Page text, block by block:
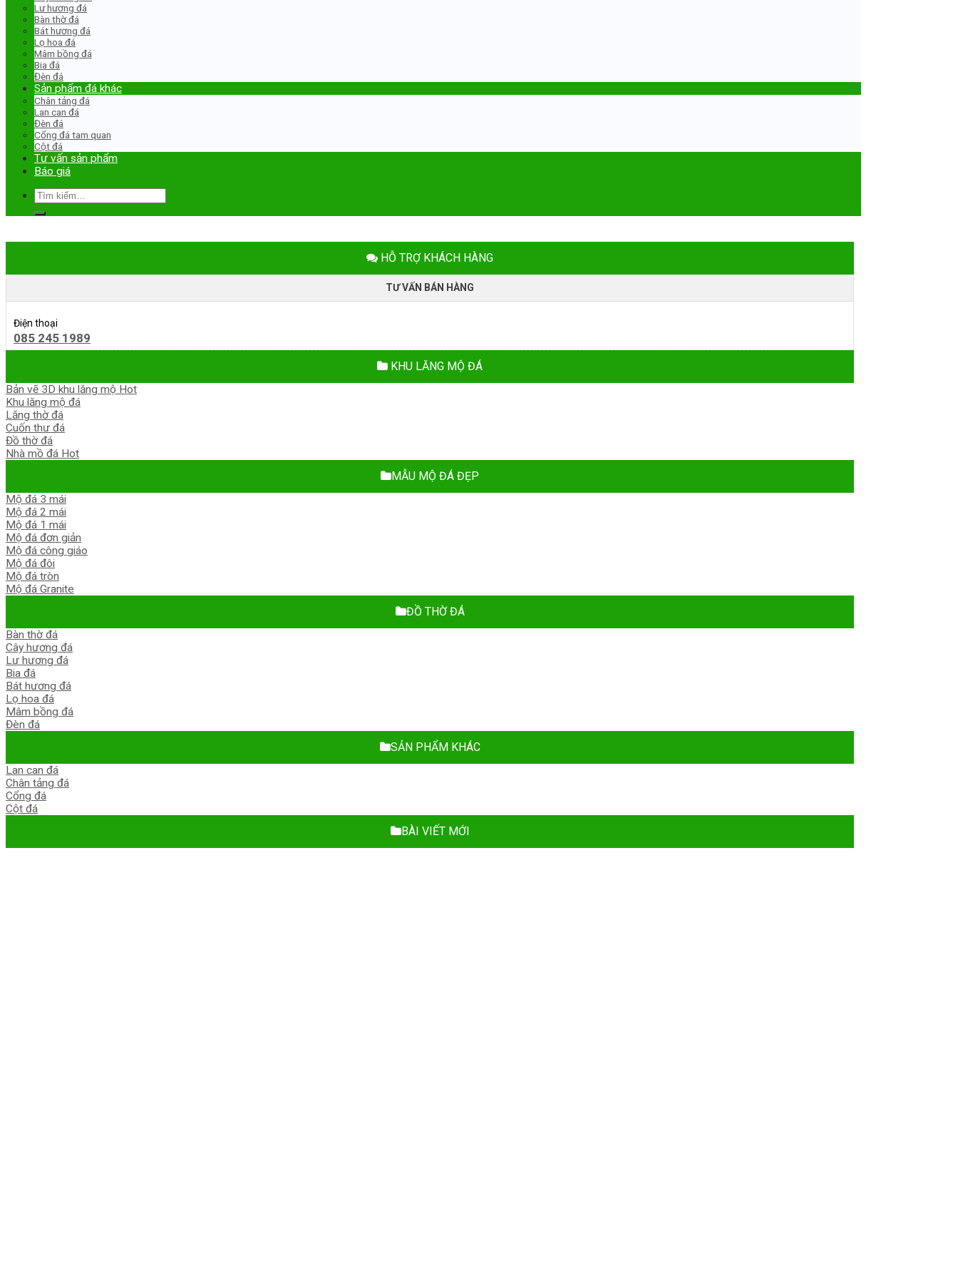
Lư hương đá
Bàn thờ đá
Bát hương đá
Lọ hoa đá
Mâm bồng đá
Bia đá
Đèn đá
Sản phẩm đá khác
Chân tảng đá
Lan can đá
Đèn đá
Cổng đá tam quan
Cột đá
Tư vấn sản phẩm
Báo giá
Tìm
kiếm:
HỖ TRỢ KHÁCH HÀNG
TƯ VẤN BÁN HÀNG
Điện thoại
085 245 1989
KHU LĂNG MỘ ĐÁ
Bản vẽ 3D khu lăng mộ
Khu lăng mộ đá
Lăng thờ đá
Cuốn thư đá
Đồ thờ đá
Nhà mồ đá
MẪU MỘ ĐÁ ĐẸP
Mộ đá 3 mái
Mộ đá 2 mái
Mộ đá 1 mái
Mộ đá đơn giản
Mộ đá công giáo
Mộ đá đôi
Mộ đá tròn
Mộ đá Granite
ĐỒ THỜ ĐÁ
Bàn thờ đá
Cây hương đá
Lư hương đá
Bia đá
Bát hương đá
Lọ hoa đá
Mâm bồng đá
Đèn đá
SẢN PHẨM KHÁC
Lan can đá
Chân tảng đá
Cổng đá
Cột đá
BÀI VIẾT MỚI